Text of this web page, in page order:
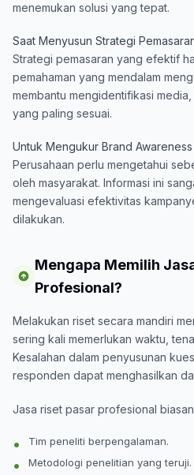
menemukan solusi yang tepat.
Saat Menyusun Strategi
Strategi pemasaran yang efektif
pemahaman yang mendalam
membantu mengidentifikasi
yang paling sesuai.
Untuk Mengukur Brand Awareness
Perusahaan perlu mengetahui
oleh masyarakat. Informasi ini
mengevaluasi efektivitas
dilakukan.
Mengapa Memilih
Profesional?
Melakukan riset secara mandiri
sering kali memerlukan waktu,
Kesalahan dalam penyusunan
responden dapat menghasilkan
Jasa riset pasar profesional
Tim peneliti berpengalaman.
Metodologi penelitian yang teruji.